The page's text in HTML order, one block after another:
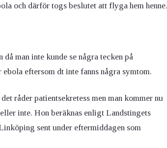
och därför togs beslutet att flyga hem henne.
man inte kunde se några tecken på
eftersom dt inte fanns några symtom.
råder patientsekretess men man kommer nu
inte. Hon beräknas enligt Landstingets
sent under eftermiddagen som